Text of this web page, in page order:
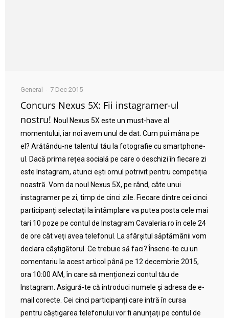
General 7 Dec 2015
Concurs Nexus 5X: Fii instagramer-ul
nostru! Noul Nexus 5X este un must-have al
momentului, iar noi avem unul de dat. Cum pui mâna pe
el? Arătându-ne talentul tău la fotografie cu smartphone-
ul. Dacă prima rețea socială pe care o deschizi în fiecare zi
este Instagram, atunci ești omul potrivit pentru competiția
noastră. Vom da noul Nexus 5X, pe rând, câte unui
instagramer pe zi, timp de cinci zile. Fiecare dintre cei cinci
participanți selectați la întâmplare va putea posta cele mai
tari 10 poze pe contul de Instagram Cavaleria.ro în cele 24
de ore cât veți avea telefonul. La sfârșitul săptămânii vom
declara câștigătorul. Ce trebuie să faci? Înscrie-te cu un
comentariu la acest articol până pe 12 decembrie 2015,
ora 10:00 AM, în care să menționezi contul tău de
Instagram. Asigură-te că introduci numele și adresa de e-
mail corecte. Cei cinci participanți care intră în cursa
pentru câștigarea telefonului vor fi anunțați pe contul de